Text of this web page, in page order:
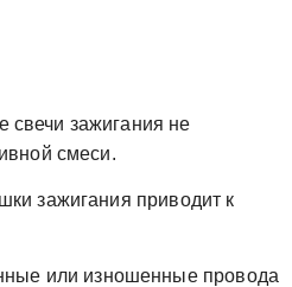
зажигания не
смеси.
зажигания приводит к
или изношенные провода